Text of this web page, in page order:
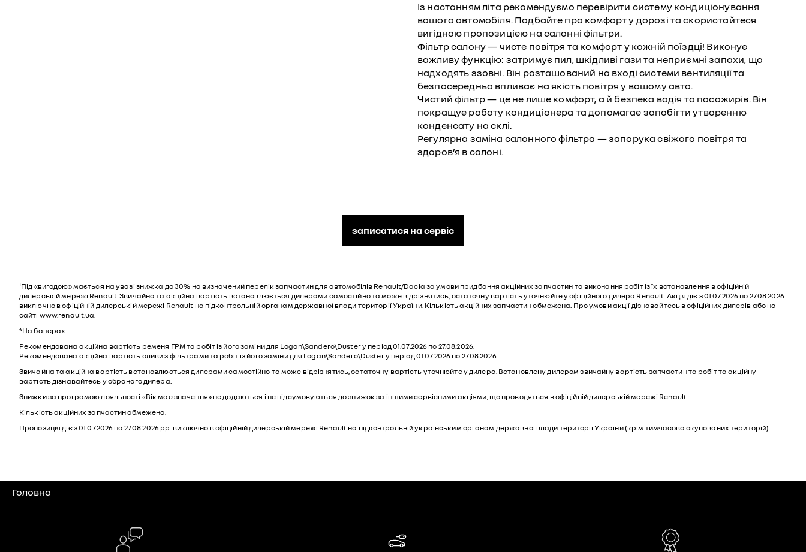
Із настанням літа рекомендуємо перевірити систему кондиціонування
вашого автомобіля. Подбайте про комфорт у дорозі та скористайтеся
вигідною пропозицією на салонні фільтри.
Фільтр салону — чисте повітря та комфорт у кожній поїздці! Виконує
важливу функцію: затримує пил, шкідливі гази та неприємні запахи, що
надходять ззовні. Він розташований на вході системи вентиляції та
безпосередньо впливає на якість повітря у вашому авто.
Чистий фільтр — це не лише комфорт, а й безпека водія та пасажирів. Він
покращує роботу кондиціонера та допомагає запобігти утворенню
конденсату на склі.
Регулярна заміна салонного фільтра — запорука свіжого повітря та
здоров’я в салоні.
записатися на сервіс
1Під «вигодою» мається на увазі знижка до 30% на визначений перелік запчастин для автомобілів Renault/Dacia за умови придбання акційних запчастин та виконання робіт із їх встановлення в офіційній
дилерській мережі Renault. Звичайна та акційна вартість встановлюється дилерами самостійно та може відрізнятись, остаточну вартість уточнюйте у офіційного дилера Renault. Акція діє з 01.07.2026 по 27.08.2026
виключно в офіційній дилерській мережі Renault на підконтрольній органам державної влади території України. Кількість акційних запчастин обмежена. Про умови акції дізнавайтесь в офіційних дилерів або на
сайті www.renault.ua.
*На банерах:
Рекомендована акційна вартість ременя ГРМ та робіт із його заміни для Logan\Sandero\Duster у період 01.07.2026 по 27.08.2026.
Рекомендована акційна вартість оливи з фільтрами та робіт із його заміни для Logan\Sandero\Duster у період 01.07.2026 по 27.08.2026
Звичайна та акційна вартість встановлюється дилерами самостійно та може відрізнятись, остаточну вартість уточнюйте у дилера. Встановлену дилером звичайну вартість запчастин та робіт та акційну
вартість дізнавайтесь у обраного дилера.
Знижки за програмою лояльності «Вік має значення» не додаються і не підсумовуються до знижок за іншими сервісними акціями, що проводяться в офіційній дилерській мережі Renault.
Кількість акційних запчастин обмежена.
Пропозиція діє з 01.07.2026 по 27.08.2026 рр. виключно в офіційній дилерській мережі Renault на підконтрольній українським органам державної влади території України (крім тимчасово окупованих територій).
Головна